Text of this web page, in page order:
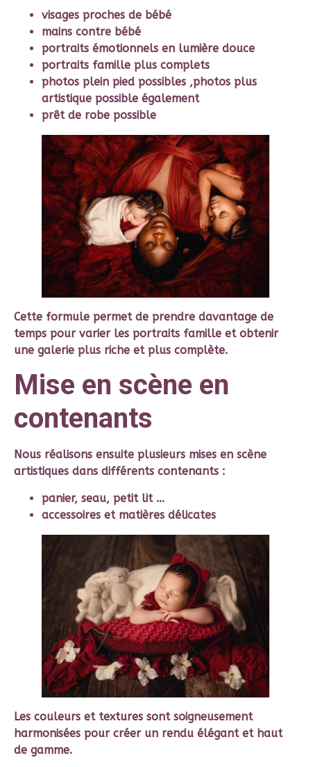
visages proches de bébé
mains contre bébé
portraits émotionnels en lumière douce
portraits famille plus complets
photos plein pied possibles ,photos plus
artistique possible également
prêt de robe possible
Cette formule permet de prendre davantage de
temps pour varier les portraits famille et obtenir
une galerie plus riche et plus complète.
Mise en scène en
contenants
Nous réalisons ensuite plusieurs mises en scène
artistiques dans différents contenants :
panier, seau, petit lit …
accessoires et matières délicates
Les couleurs et textures sont soigneusement
harmonisées pour créer un rendu élégant et haut
de gamme.